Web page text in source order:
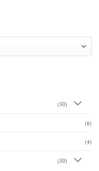
(50)
(6)
(4)
(50)